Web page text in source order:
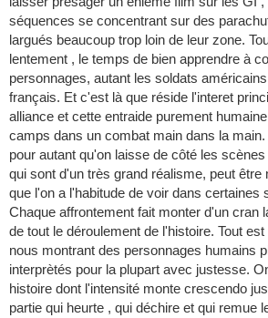
séquences se concentrant sur des
largués beaucoup trop loin de leur zone.
lentement , le temps de bien apprendre à
personnages, autant les soldats
français. Et c'est là que réside l'interet
alliance et cette entraide purement
camps dans un combat main dans la
pour autant qu'on laisse de côté les
qui sont d'un très grand réalisme, peut être
que l'on a l'habitude de voir dans certaines
Chaque affrontement fait monter d'un cran
de tout le déroulement de l'histoire. Tout
nous montrant des personnages humains
interprètés pour la plupart avec justesse.
histoire dont l'intensité monte crescendo
partie qui heurte , qui déchire et qui remue